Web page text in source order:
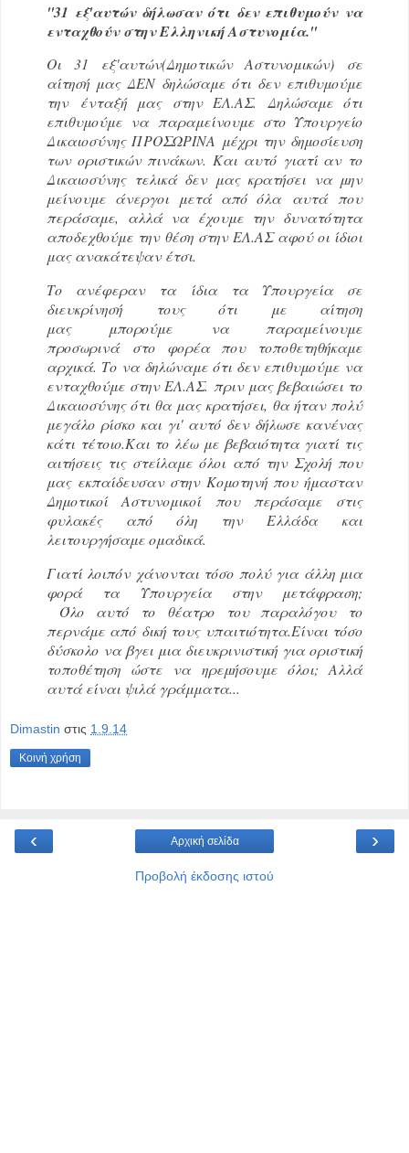
''31 εξ'αυτών δήλωσαν ότι δεν επιθυμούν να
ενταχθούν στην Ελληνική Αστυνομία.''
Οι 31 εξ'αυτών(Δημοτικών Αστυνομικών) σε
αίτησή μας ΔΕΝ δηλώσαμε ότι δεν επιθυμούμε
την ένταξή μας στην ΕΛ.ΑΣ. Δηλώσαμε ότι
επιθυμούμε να παραμείνουμε στο Υπουργείο
Δικαιοσύνης ΠΡΟΣΩΡΙΝΑ μέχρι την δημοσίευση
των οριστικών πινάκων. Και αυτό γιατί αν το
Δικαιοσύνης τελικά δεν μας κρατήσει να μην
μείνουμε άνεργοι μετά από όλα αυτά που
περάσαμε, αλλά να έχουμε την δυνατότητα
αποδεχθούμε την θέση στην ΕΛ.ΑΣ αφού οι ίδιοι
μας ανακάτεψαν έτσι.
Το ανέφεραν τα ίδια τα Υπουργεία σε
διευκρίνησή τους ότι με αίτηση
μας μπορούμε να παραμείνουμε
προσωρινά στο φορέα που τοποθετηθήκαμε
αρχικά. Το να δηλώναμε ότι δεν επιθυμούμε να
ενταχθούμε στην ΕΛ.ΑΣ. πριν μας βεβαιώσει το
Δικαιοσύνης ότι θα μας κρατήσει, θα ήταν πολύ
μεγάλο ρίσκο και γι' αυτό δεν δήλωσε κανένας
κάτι τέτοιο.Και το λέω με βεβαιότητα γιατί τις
αιτήσεις τις στείλαμε όλοι από την Σχολή που
μας εκπαίδευσαν στην Κομοτηνή που ήμασταν
Δημοτικοί Αστυνομικοί που περάσαμε στις
φυλακές από όλη την Ελλάδα και
λειτουργήσαμε ομαδικά.
Γιατί λοιπόν χάνονται τόσο πολύ για άλλη μια
φορά τα Υπουργεία στην μετάφραση;
Όλο αυτό το θέατρο του παραλόγου το
περνάμε από δική τους υπαιτιότητα.Είναι τόσο
δύσκολο να βγει μια διευκρινιστική για οριστική
τοποθέτηση ώστε να ηρεμήσουμε όλοι; Αλλά
αυτά είναι ψιλά γράμματα...
Dimastin στις 1.9.14
Κοινή χρήση
‹ ›
Αρχική σελίδα
Προβολή έκδοσης ιστού